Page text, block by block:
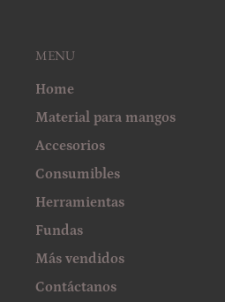
MENU
Home
Material para mangos
Accesorios
Consumibles
Herramientas
Fundas
Más vendidos
Contáctanos